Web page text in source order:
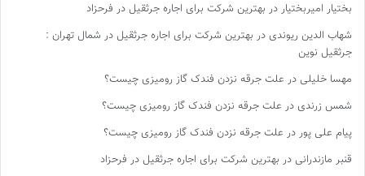
بختیار امیربختیار در بهترین شرکت برای اجاره جرثقیل در فرحزاد
شهاب الدین ریوندی در بهترین شرکت برای اجاره جرثقیل در شمال تهران :
جرثقیل نوین
مهسا خلیلی در علت جرقه نزدن فندک گاز رومیزی چیست؟
شمس زرندی در علت جرقه نزدن فندک گاز رومیزی چیست؟
پیام علی پور در علت جرقه نزدن فندک گاز رومیزی چیست؟
قنبر مازندرانی در بهترین شرکت برای اجاره جرثقیل در فرحزاد